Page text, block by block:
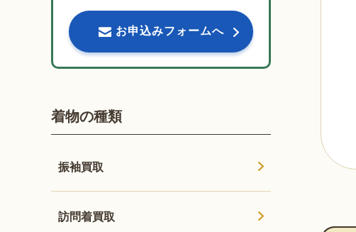
お申込みフォームへ
着物の種類
振袖買取
訪問着買取